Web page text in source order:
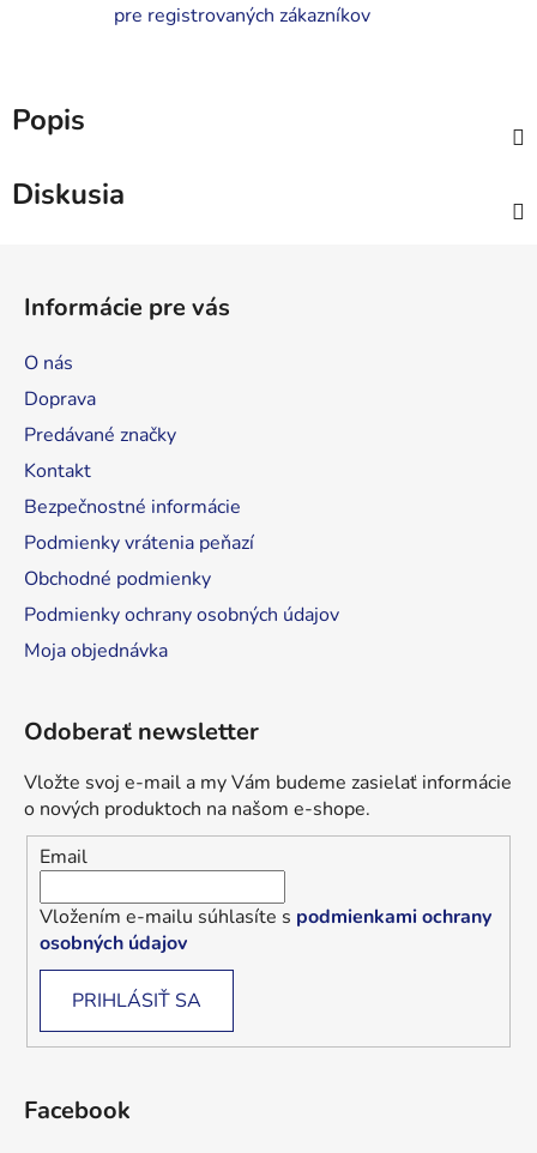
pre registrovaných zákazníkov
Popis
Diskusia
Informácie pre vás
O nás
Doprava
Predávané značky
Kontakt
Bezpečnostné informácie
Podmienky vrátenia peňazí
Obchodné podmienky
Podmienky ochrany osobných údajov
Moja objednávka
Odoberať newsletter
Vložte svoj e-mail a my Vám budeme zasielať informácie
o nových produktoch na našom e-shope.
Email
Vložením e-mailu súhlasíte s podmienkami ochrany
osobných údajov
PRIHLÁSIŤ SA
Facebook